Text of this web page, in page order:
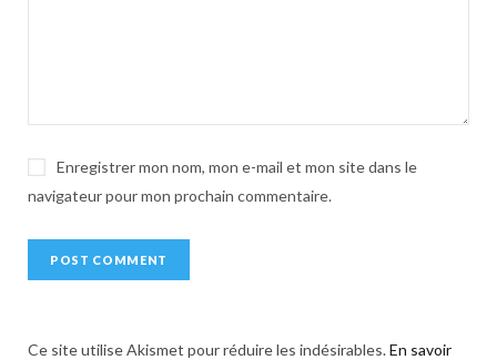
Enregistrer mon nom, mon e-mail et mon site dans le
navigateur pour mon prochain commentaire.
Ce site utilise Akismet pour réduire les indésirables.En savoir